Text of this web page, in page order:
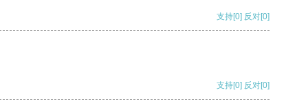
支持[0] 反对[0]
支持[0] 反对[0]